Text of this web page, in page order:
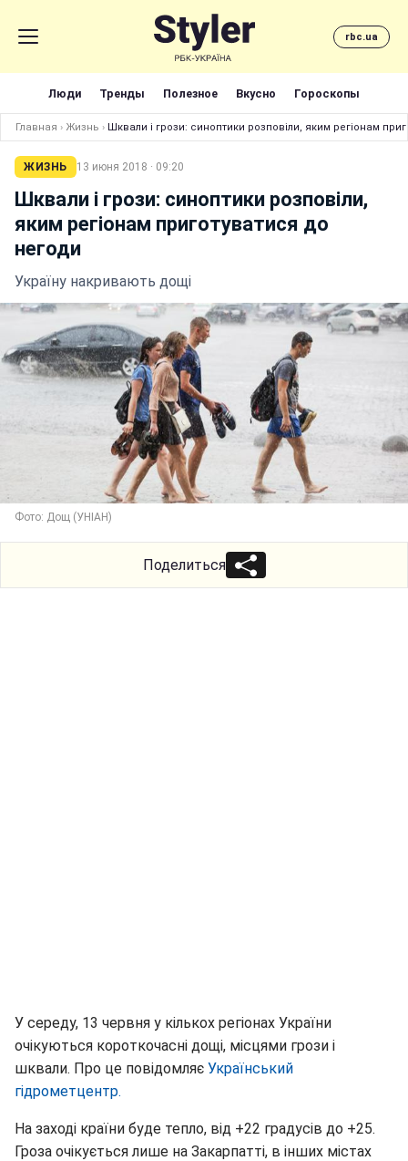
rbc.ua
Люди Тренды Полезное Вкусно Гороскопы
Главная › Жизнь › Шквали і грози: синоптики розповіли, яким регіонам
ЖИЗНЬ 13 июня 2018 · 09:20
Шквали і грози: синоптики розповіли,
яким регіонам приготуватися до
негоди
Україну накривають дощі
Фото: Дощ (УНІАН)
Поделиться
У середу, 13 червня у кількох регіонах України
очікуються короткочасні дощі, місцями грози і
шквали. Про це повідомляє Український
гідрометцентр.
На заході країни буде тепло, від +22 градусів до +25.
Гроза очікується лише на Закарпатті, в інших містах